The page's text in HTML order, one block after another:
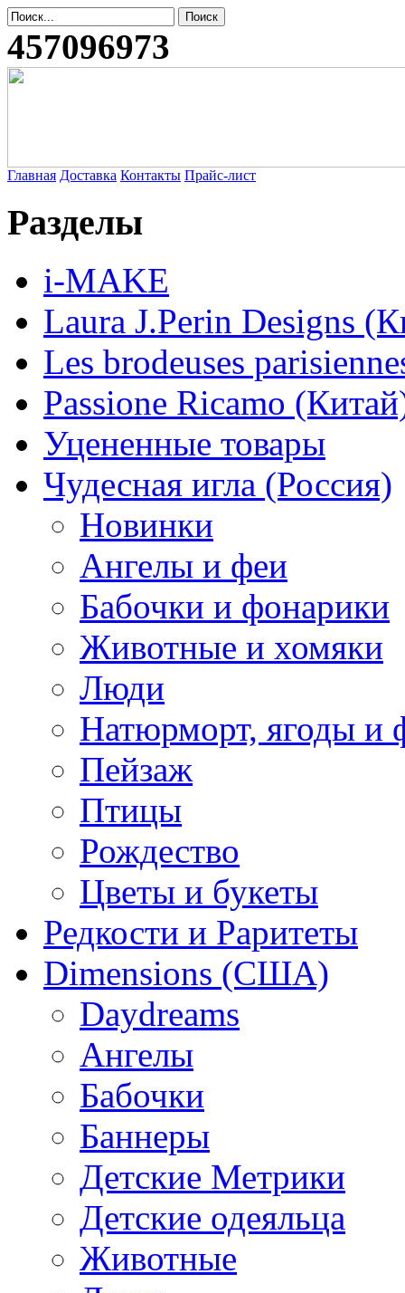
457096973
Главная Доставка Контакты Прайс-лист
Разделы
i-MAKE
Laura J.Perin Designs
Les brodeuses
Passione Ricamo
Уцененные товары
Чудесная игла (Россия)
Новинки
Ангелы и феи
Бабочки и фонарики
Животные и хомяки
Люди
Натюрморт, ягоды и
Пейзаж
Птицы
Рождество
Цветы и букеты
Редкости и Раритеты
Dimensions (США)
Daydreams
Ангелы
Бабочки
Баннеры
Детские Метрики
Детские одеяльца
Животные